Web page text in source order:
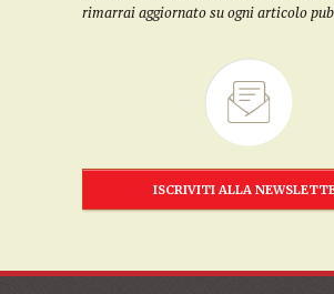
rimarrai aggiornato su ogni articolo
ISCRIVITI ALLA